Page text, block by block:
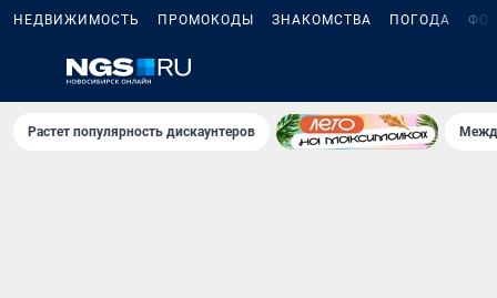
НЕДВИЖИМОСТЬ ПРОМОКОДЫ ЗНАКОМСТВА ПОГОДА
Растет популярность дискаунтеров